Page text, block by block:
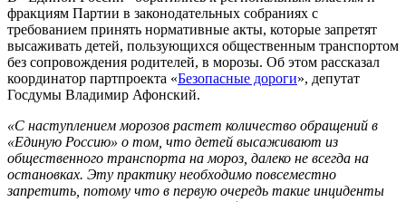
фракциям Партии в законодательных собраниях с
требованием принять нормативные акты, которые запретят
высаживать детей, пользующихся общественным транспортом
без сопровождения родителей, в морозы. Об этом рассказал
координатор партпроекта «Безопасные дороги», депутат
Госдумы Владимир Афонский.
«С наступлением морозов растет количество обращений в
«Единую Россию» о том, что детей высаживают из
общественного транспорта на мороз, далеко не всегда на
остановках. Эту практику необходимо повсеместно
запретить, потому что в первую очередь такие инциденты